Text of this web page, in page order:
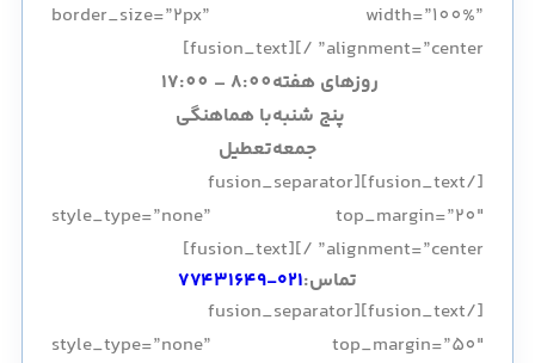
border_size=”2px” width=”100%”
alignment=”center” /][fusion_text]
روزهای هفته8:00 – 17:00
پنج شنبهبا هماهنگی
جمعهتعطیل
[/fusion_text][fusion_separator
style_type=”none” top_margin=”20″
alignment=”center” /][fusion_text]
تماس:۰۲۱-۷۷۴۳۱۶۴۹
[/fusion_text][fusion_separator
style_type=”none” top_margin=”50″